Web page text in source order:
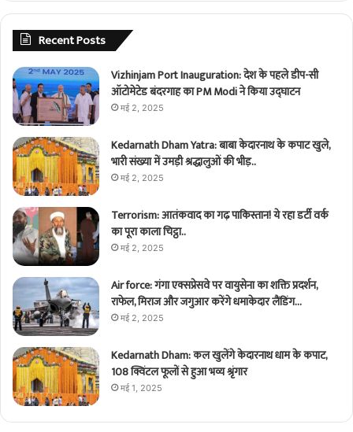
Recent Posts
Vizhinjam Port Inauguration: देश के पहले डीप-सी
ऑटोमेटेड बंदरगाह का PM Modi ने किया उद्घाटन
मई 2, 2025
Kedarnath Dham Yatra: बाबा केदारनाथ के कपाट खुले,
भारी संख्या में उमड़ी श्रद्धालुओं की भीड़..
मई 2, 2025
Terrorism: आतंकवाद का गढ़ पाकिस्तान! ये रहा डर्टी वर्क
का पूरा काला चिट्ठा..
मई 2, 2025
Air force: गंगा एक्सप्रेसवे पर वायुसेना का शक्ति प्रदर्शन,
राफेल, मिराज और जगुआर करेंगे धमाकेदार लैंडिंग…
मई 2, 2025
Kedarnath Dham: कल खुलेंगे केदारनाथ धाम के कपाट,
108 क्विंटल फूलों से हुआ भव्य श्रृंगार
मई 1, 2025